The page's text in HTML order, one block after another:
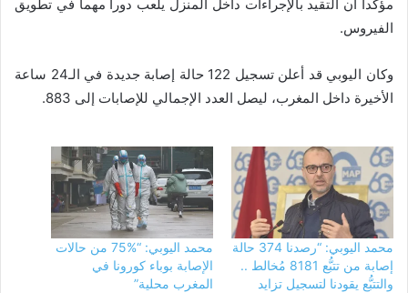
مؤكداً أن التقيد بالإجراءات داخل المنزل يلعب دوراً مهماً في تطويق
الفيروس.
وكان اليوبي قد أعلن تسجيل 122 حالة إصابة جديدة في الـ24 ساعة
الأخيرة داخل المغرب، ليصل العدد الإجمالي للإصابات إلى 883.
محمد اليوبي: “رصدنا 374 حالة
إصابة من تتبُّع 8181 مُخالط ..
والتتبُّع يقودنا لتسجيل تزايد
محمد اليوبي: “%75 من حالات
الإصابة بوباء كورونا في
المغرب محلية”